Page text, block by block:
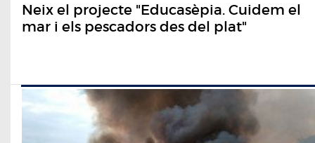
Neix el projecte "Educasèpia. Cuidem el
mar i els pescadors des del plat"